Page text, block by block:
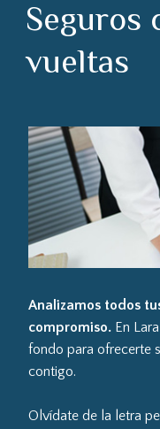
Seguros
vueltas
Analizamos todos
compromiso.En
fondo para ofrecerte
contigo.
Olvídate de la letra